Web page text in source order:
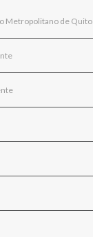
Metropolitano de Quito